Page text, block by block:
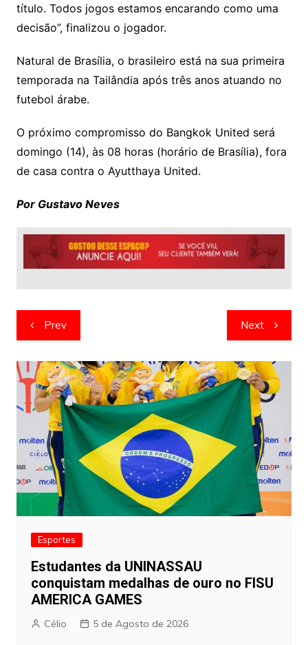
título. Todos jogos estamos encarando como uma
decisão”, finalizou o jogador.
Natural de Brasília, o brasileiro está na sua primeira
temporada na Tailândia após três anos atuando no
futebol árabe.
O próximo compromisso do Bangkok United será
domingo (14), às 08 horas (horário de Brasília), fora
de casa contra o Ayutthaya United.
Por Gustavo Neves
Navegação
de
artigos
Prev Next
Esportes
Estudantes da UNINASSAU
conquistam medalhas de ouro no FISU
AMERICA GAMES
Célio 5 de Agosto de 2026